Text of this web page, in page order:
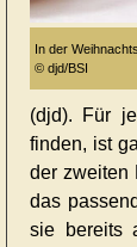
In der
© djd/BSI
(djd). Für
finden, ist
der zweiten
das
sie bereits